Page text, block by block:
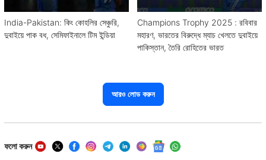
India-Pakistan: কিং কোহলির সেঞ্চুরি,
দুবাইয়ে পাক বধ, সেমিফাইনালে টিম ইন্ডিয়া
Champions Trophy 2025 : রবিবার
মহারণ, ভারতের বিরুদ্ধে ম্যাচ খেলতে দুবাইয়ে
পাকিস্তান, তৈরি রোহিতের ভারত
আরও লোড করুন
ফলো করুন